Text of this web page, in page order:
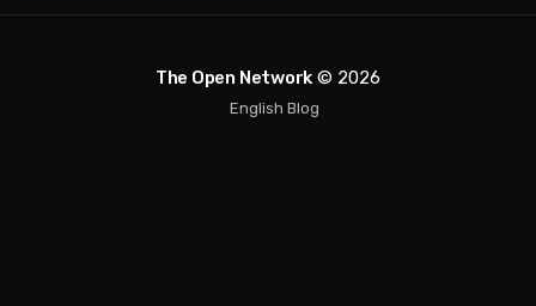
— это позволяет адаптировать работу под разные
случаи использования и сценарии
The Open Network © 2026
English Blog